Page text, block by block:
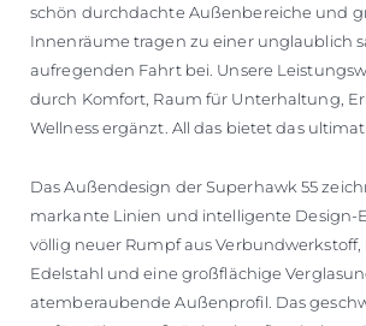
schön durchdachte Außenbereiche und
Innenräume tragen zu einer unglaublich
aufregenden Fahrt bei. Unsere
durch Komfort, Raum für Unterhaltung,
Wellness ergänzt. All das bietet das
Das Außendesign der Superhawk 55
markante Linien und intelligente Design-
völlig neuer Rumpf aus Verbundwerkstoff,
Edelstahl und eine großflächige
atemberaubende Außenprofil. Das